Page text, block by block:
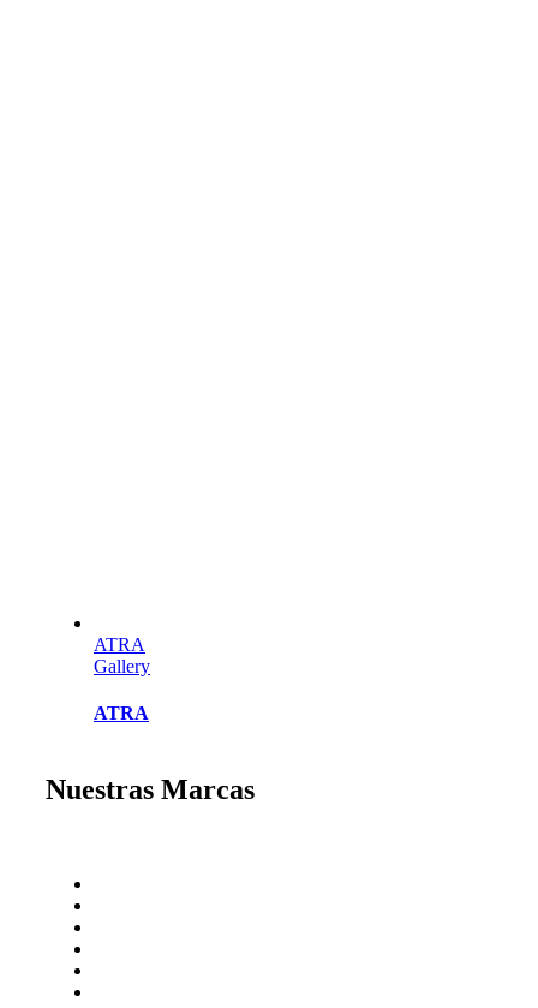
ATRA
Gallery
ATRA
Nuestras Marcas